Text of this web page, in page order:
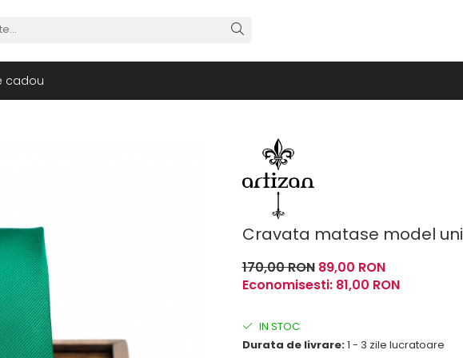
cadou
Cravata matase model uni
170,00 RON 89,00 RON
Economisesti: 81,00 RON
IN STOC
Durata de livrare:1 - 3 zile lucratoare